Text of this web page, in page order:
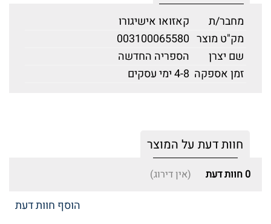
מחבר/ת
קאזואו אישיגורו
מק"ט מוצר 003100065580
שם יצרן
הספריה החדשה
זמן אספקה 4-8 ימי עסקים
חוות דעת על המוצר
0 חוות דעת (אין דירוג)
הוסף חוות דעת